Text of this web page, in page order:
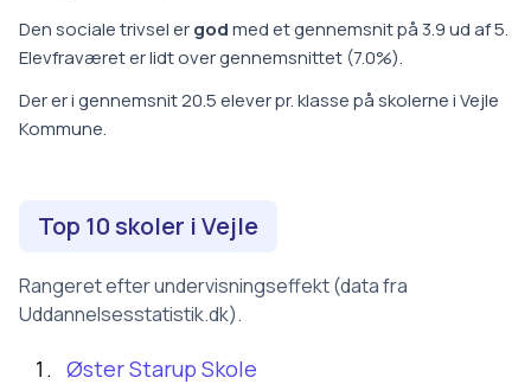
Den sociale trivsel ergodmed et gennemsnit på 3.9ud af 5.
Elevfraværet erlidt over gennemsnittet (7.0%).
Der er i gennemsnit20.5elever pr. klasse påskolerne iVejle
Kommune.
Top 10 skoler iVejle
Rangeret efter undervisningseffekt (data fra
Uddannelsesstatistik.dk).
Øster Starup Skole